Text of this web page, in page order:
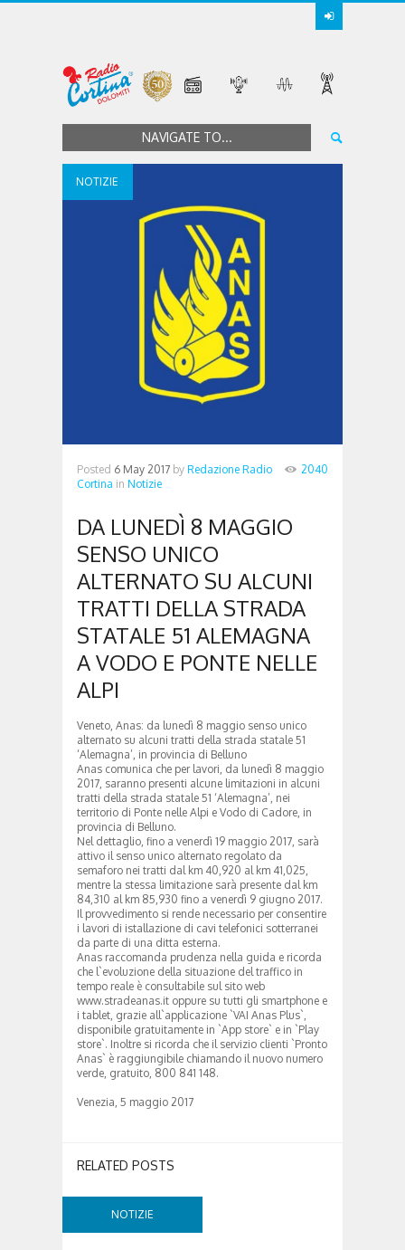
NAVIGATE TO...
NOTIZIE
Posted 6 May 2017 by Redazione Radio
Cortina in Notizie
2040
DA LUNEDÌ 8 MAGGIO
SENSO UNICO
ALTERNATO SU ALCUNI
TRATTI DELLA STRADA
STATALE 51 ALEMAGNA
A VODO E PONTE NELLE
ALPI
Veneto, Anas: da lunedì 8 maggio senso unico
alternato su alcuni tratti della strada statale 51
‘Alemagna’, in provincia di Belluno
Anas comunica che per lavori, da lunedì 8 maggio
2017, saranno presenti alcune limitazioni in alcuni
tratti della strada statale 51 ‘Alemagna’, nei
territorio di Ponte nelle Alpi e Vodo di Cadore, in
provincia di Belluno.
Nel dettaglio, fino a venerdì 19 maggio 2017, sarà
attivo il senso unico alternato regolato da
semaforo nei tratti dal km 40,920 al km 41,025,
mentre la stessa limitazione sarà presente dal km
84,310 al km 85,930 fino a venerdì 9 giugno 2017.
Il provvedimento si rende necessario per consentire
i lavori di istallazione di cavi telefonici sotterranei
da parte di una ditta esterna.
Anas raccomanda prudenza nella guida e ricorda
che l`evoluzione della situazione del traffico in
tempo reale è consultabile sul sito web
www.stradeanas.it oppure su tutti gli smartphone e
i tablet, grazie all`applicazione `VAI Anas Plus`,
disponibile gratuitamente in `App store` e in `Play
store`. Inoltre si ricorda che il servizio clienti `Pronto
Anas` è raggiungibile chiamando il nuovo numero
verde, gratuito, 800 841 148.
Venezia, 5 maggio 2017
RELATED POSTS
NOTIZIE